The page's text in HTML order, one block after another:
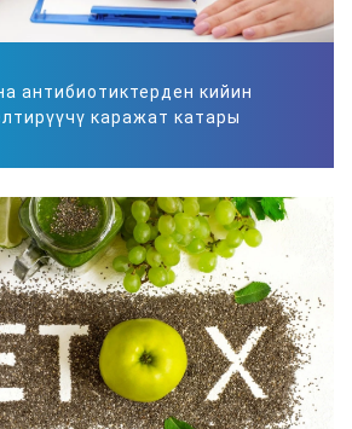
антибиотиктерден кийин
каражат катары